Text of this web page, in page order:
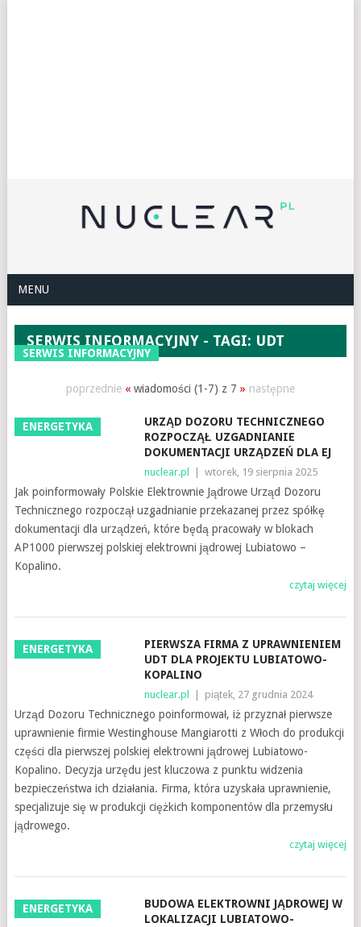
MENU
SERWIS INFORMACYJNY - TAGI: UDT
poprzednie «wiadomości (1-7) z 7 » następne
ENERGETYKA
URZĄD DOZORU TECHNICZNEGO
ROZPOCZĄŁ UZGADNIANIE
DOKUMENTACJI URZĄDZEŃ DLA EJ
nuclear.pl wtorek, 19 sierpnia 2025
Jak poinformowały Polskie Elektrownie Jądrowe Urząd Dozoru
Technicznego rozpoczął uzgadnianie przekazanej przez spółkę
dokumentacji dla urządzeń, które będą pracowały w blokach
AP1000 pierwszej polskiej elektrowni jądrowej Lubiatowo –
Kopalino.
czytaj więcej
ENERGETYKA
PIERWSZA FIRMA Z UPRAWNIENIEM
UDT DLA PROJEKTU LUBIATOWO-
KOPALINO
nuclear.pl piątek, 27 grudnia 2024
Urząd Dozoru Technicznego poinformował, iż przyznał pierwsze
uprawnienie firmie Westinghouse Mangiarotti z Włoch do produkcji
części dla pierwszej polskiej elektrowni jądrowej Lubiatowo-
Kopalino. Decyzja urzędu jest kluczowa z punktu widzenia
bezpieczeństwa ich działania. Firma, która uzyskała uprawnienie,
specjalizuje się w produkcji ciężkich komponentów dla przemysłu
jądrowego.
czytaj więcej
ENERGETYKA
BUDOWA ELEKTROWNI JĄDROWEJ W
LOKALIZACJI LUBIATOWO-
SERWIS INFORMACYJNY